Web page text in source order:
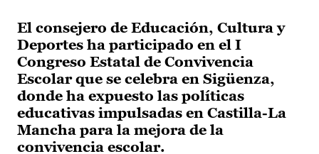
El consejero de Educación, Cultura y
Deportes ha participado en el I
Congreso Estatal de Convivencia
Escolar que se celebra en Sigüenza,
donde ha expuesto las políticas
educativas impulsadas en Castilla-La
Mancha para la mejora de la
convivencia escolar.